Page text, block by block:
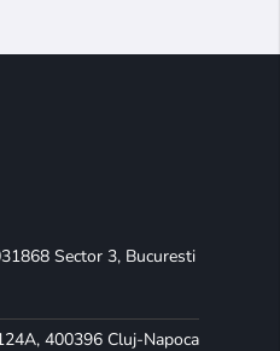
Sector 3, Bucuresti
400396 Cluj-Napoca